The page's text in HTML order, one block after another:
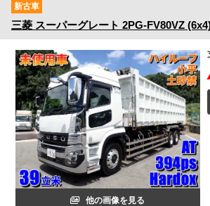
新古車
三菱 スーパーグレート 2PG-FV80VZ
他の画像を見る